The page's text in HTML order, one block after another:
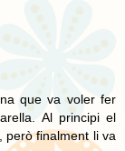
que va voler fer
Al principi el
però finalment li va